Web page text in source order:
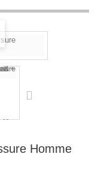
Homme